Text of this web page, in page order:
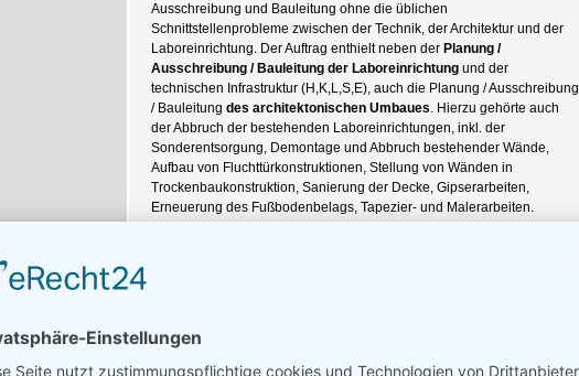
Ausschreibung und Bauleitung ohne die üblichen
Schnittstellenprobleme zwischen der Technik, der Architektur und der
Laboreinrichtung. Der Auftrag enthielt neben der Planung /
Ausschreibung / Bauleitung der Laboreinrichtungund der
technischen Infrastruktur (H,K,L,S,E), auch die Planung / Ausschreibung
/ Bauleitung des architektonischen Umbaues. Hierzu gehörte auch
der Abbruch der bestehenden Laboreinrichtungen, inkl. der
Sonderentsorgung, Demontage und Abbruch bestehender Wände,
Aufbau von Fluchttürkonstruktionen, Stellung von Wänden in
Trockenbaukonstruktion, Sanierung der Decke, Gipserarbeiten,
Erneuerung des Fußbodenbelags, Tapezier- und Malerarbeiten.
temporär nicht betroffenen Bereichen möglich war. Nach der